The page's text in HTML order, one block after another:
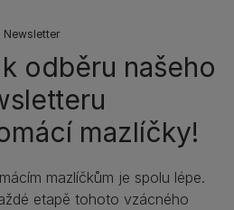
Newsletter
odběru našeho
mazlíčky!
mazlíčkům je spolu lépe.
etapě tohoto vzácného